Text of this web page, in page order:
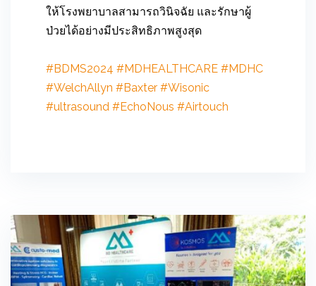
ให้โรงพยาบาลสามารถวินิจฉัย และรักษาผู้
ป่วยได้อย่างมีประสิทธิภาพสูงสุด
#BDMS2024 #MDHEALTHCARE #MDHC
#WelchAllyn #Baxter #Wisonic
#ultrasound #EchoNous #Airtouch